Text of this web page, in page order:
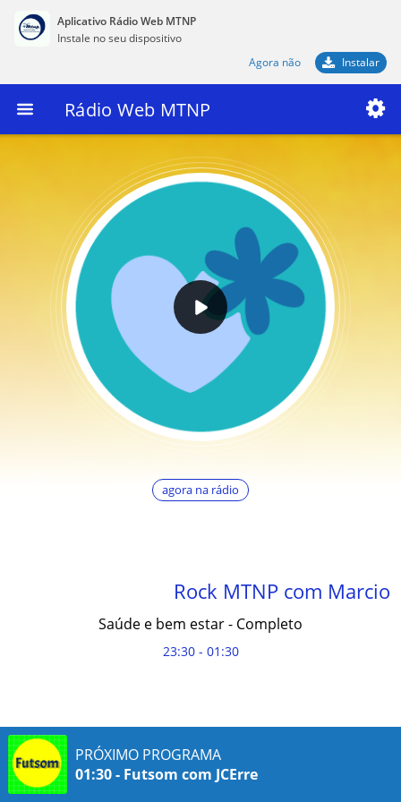
Aplicativo Rádio Web MTNP
Instale no seu dispositivo
Agora não
Instalar
Rádio Web MTNP
agora na rádio
Rock MTNP com
Saúde e bem estar - Completo
23:30 - 01:30
PRÓXIMO PROGRAMA
01:30 - Futsom com JCErre